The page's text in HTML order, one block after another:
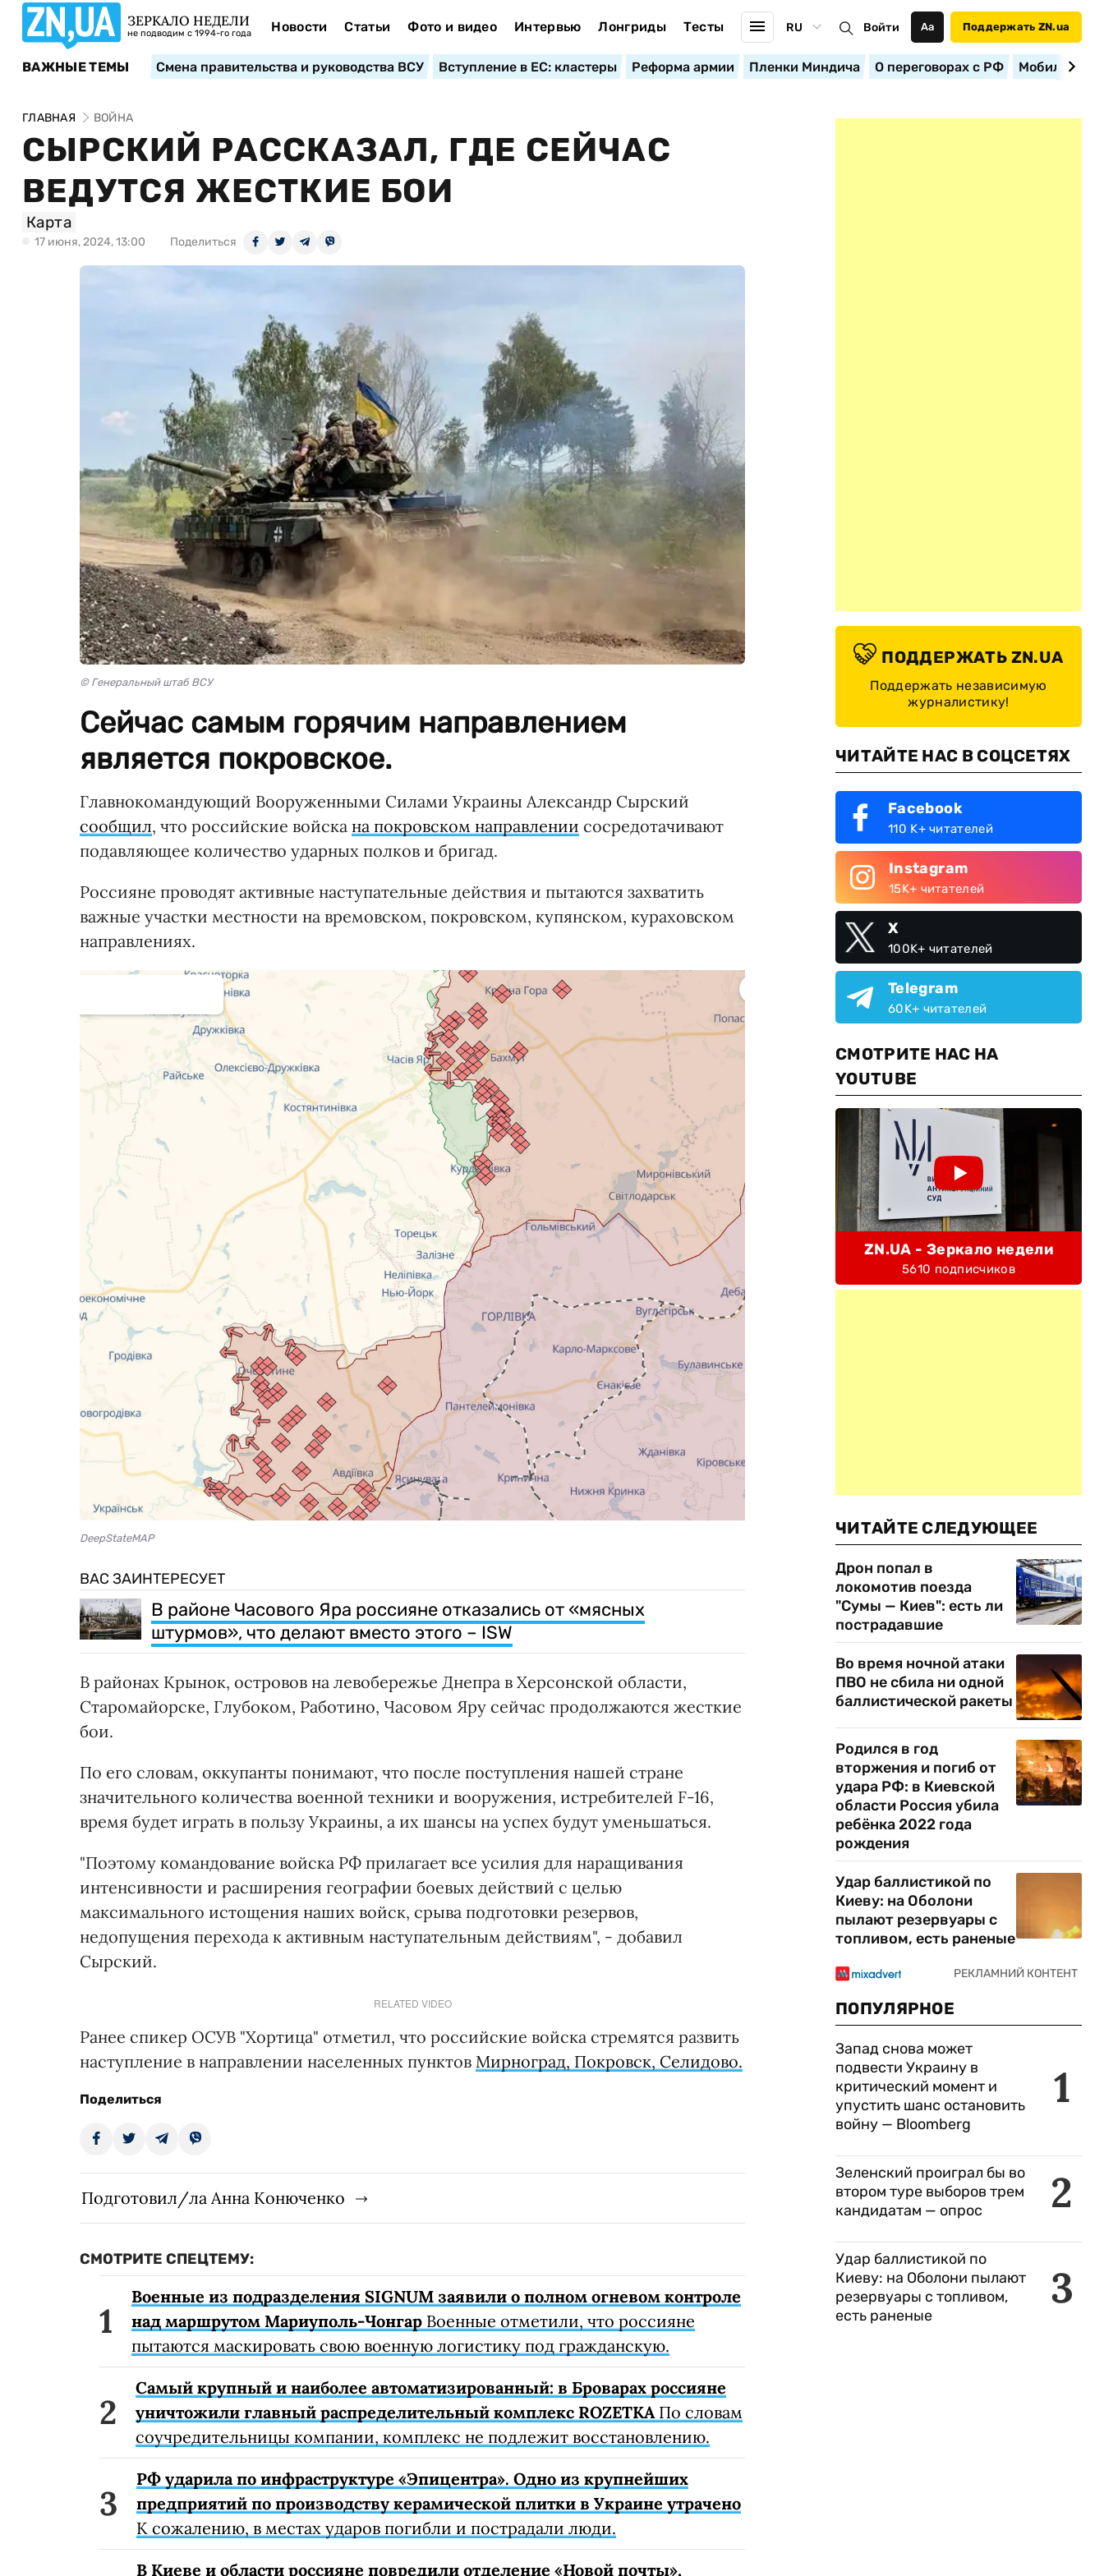
ЗЕРКАЛО НЕДЕЛИ
не подводим с 1994-го года Новости Статьи Фото и видео Интервью Лонгриды Тесты RU Войти Аа Поддержать ZN.ua
ВАЖНЫЕ ТЕМЫ Смена правительства и руководства ВСУ Вступление в ЕС: кластеры Реформа армии Пленки Миндича О переговорах с РФ
ГЛАВНАЯ ВОЙНА
СЫРСКИЙ РАССКАЗАЛ, ГДЕ СЕЙЧАС
ВЕДУТСЯ ЖЕСТКИЕ БОИ
Карта
17 июня, 2024, 13:00 Поделиться
© Генеральный штаб ВСУ
Сейчас самым горячим направлением
является покровское.
Главнокомандующий Вооруженными Силами Украины Александр Сырский
сообщил, что российские войска на покровском направлении сосредотачивают
подавляющее количество ударных полков и бригад.
Россияне проводят активные наступательные действия и пытаются захватить
важные участки местности на времовском, покровском, купянском, кураховском
направлениях.
DeepStateMAP
ВАС ЗАИНТЕРЕСУЕТ
В районе Часового Яра россияне отказались от «мясных
штурмов», что делают вместо этого – ISW
В районах Крынок, островов на левобережье Днепра в Херсонской области,
Старомайорске, Глубоком, Работино, Часовом Яру сейчас продолжаются жесткие
бои.
По его словам, оккупанты понимают, что после поступления нашей стране
значительного количества военной техники и вооружения, истребителей F-16,
время будет играть в пользу Украины, а их шансы на успех будут уменьшаться.
"Поэтому командование войска РФ прилагает все усилия для наращивания
интенсивности и расширения географии боевых действий с целью
максимального истощения наших войск, срыва подготовки резервов,
недопущения перехода к активным наступательным действиям", - добавил
Сырский.
RELATED VIDEO
Ранее спикер ОСУВ "Хортица" отметил, что российские войска стремятся развить
наступление в направлении населенных пунктов Мирноград, Покровск, Селидово.
Поделиться
Подготовил/ла Анна Конюченко
СМОТРИТЕ СПЕЦТЕМУ:
Военные из подразделения SIGNUM заявили о полном огневом контроле
над маршрутом Мариуполь-Чонгар Военные отметили, что россияне
пытаются маскировать свою военную логистику под гражданскую.
Самый крупный и наиболее автоматизированный: в Броварах россияне
уничтожили главный распределительный комплекс ROZETKAПо словам
соучредительницы компании, комплекс не подлежит восстановлению.
РФ ударила по инфраструктуре «Эпицентра». Одно из крупнейших
предприятий по производству керамической плитки в Украине утрачено
К сожалению, в местах ударов погибли и пострадали люди.
В Киеве и области россияне повредили отделение «Новой почты»,
ПОДДЕРЖАТЬ ZN.UA
Поддержать независимую
журналистику!
ЧИТАЙТЕ НАС В СОЦСЕТЯХ
Facebook
110 K+ читателей
Instagram
15K+ читателей
X
100K+ читателей
Telegram
60K+ читателей
СМОТРИТЕ НАС НА
YOUTUBE
ZN.UA - Зеркало недели
5610 подписчиков
ЧИТАЙТЕ СЛЕДУЮЩЕЕ
Дрон попал в
локомотив поезда
"Сумы — Киев": есть ли
пострадавшие
Во время ночной атаки
ПВО не сбила ни одной
баллистической ракеты
Родился в год
вторжения и погиб от
удара РФ: в Киевской
области Россия убила
ребёнка 2022 года
рождения
Удар баллистикой по
Киеву: на Оболони
пылают резервуары с
топливом, есть раненые
ПОПУЛЯРНОЕ
1
Запад снова может
подвести Украину в
критический момент и
упустить шанс остановить
войну — Bloomberg
2
Зеленский проиграл бы во
втором туре выборов трем
кандидатам — опрос
3
Удар баллистикой по
Киеву: на Оболони пылают
резервуары с топливом,
есть раненые